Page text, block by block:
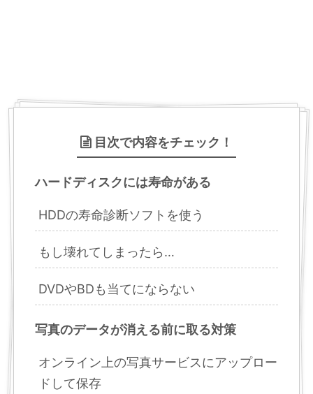
目次で内容をチェック！
ハードディスクには寿命がある
HDDの寿命診断ソフトを使う
もし壊れてしまったら…
DVDやBDも当てにならない
写真のデータが消える前に取る対策
オンライン上の写真サービスにアップロー
ドして保存